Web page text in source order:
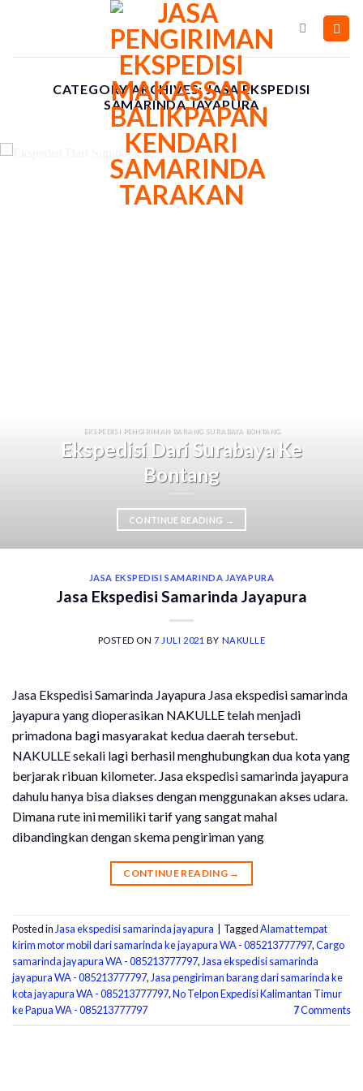
CATEGORY ARCHIVES:JASA EKSPEDISI
SAMARINDA JAYAPURA
EKSPEDISI PENGIRIMAN BARANG SURABAYA BONTANG
Ekspedisi Dari Surabaya Ke
Bontang
CONTINUE READING →
JASA EKSPEDISI SAMARINDA JAYAPURA
Jasa Ekspedisi Samarinda Jayapura
POSTED ON7 JULI 2021 BY NAKULLE
Jasa Ekspedisi Samarinda Jayapura Jasa ekspedisi samarinda
jayapura yang dioperasikan NAKULLE telah menjadi
primadona bagi masyarakat kedua daerah tersebut.
NAKULLE sekali lagi berhasil menghubungkan dua kota yang
berjarak ribuan kilometer. Jasa ekspedisi samarinda jayapura
dahulu hanya bisa diakses dengan menggunakan akses udara.
Dimana rute ini memiliki tarif yang sangat mahal
dibandingkan dengan skema pengiriman yang
CONTINUE READING →
Posted in Jasa ekspedisi samarinda jayapura TaggedAlamat tempat
kirim motor mobil dari samarinda ke jayapura WA - 085213777797,Cargo
samarinda jayapura WA - 085213777797, Jasa ekspedisi samarinda
jayapura WA - 085213777797, Jasa pengiriman barang dari samarinda ke
kota jayapura WA - 085213777797,No Telpon Expedisi Kalimantan Timur
ke Papua WA - 085213777797
7Comments